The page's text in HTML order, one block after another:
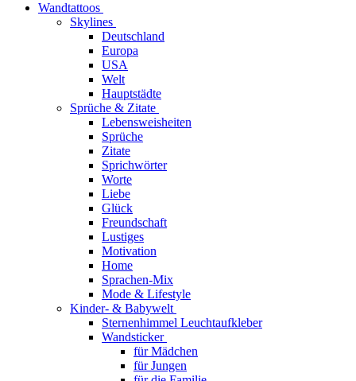
Wandtattoos
Skylines
Deutschland
Europa
USA
Welt
Hauptstädte
Sprüche & Zitate
Lebensweisheiten
Sprüche
Zitate
Sprichwörter
Worte
Liebe
Glück
Freundschaft
Lustiges
Motivation
Home
Sprachen-Mix
Mode & Lifestyle
Kinder- & Babywelt
Sternenhimmel Leuchtaufkleber
Wandsticker
für Mädchen
für Jungen